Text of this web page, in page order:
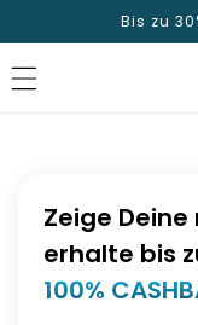
Inhalt
Bis zu
Zeige
erhalte bis
100%